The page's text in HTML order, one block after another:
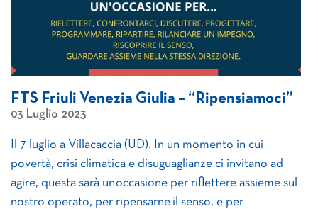
FTS Friuli Venezia Giulia – “Ripensiamoci”
03 Luglio 2023
Il 7 luglio a Villacaccia (UD). In un momento in cui
povertà, crisi climatica e disuguaglianze ci invitano ad
agire, questa sarà un’occasione per riflettere assieme sul
nostro operato, per ripensarne il senso, e per